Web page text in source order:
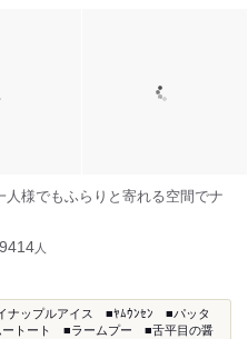
様でもふらりと寄れる空間でナ
9414 人
ナップルアイス ■ﾔﾑｳﾝｾﾝ ■パッタ
トート ■ラームプー ■舌平目の醤